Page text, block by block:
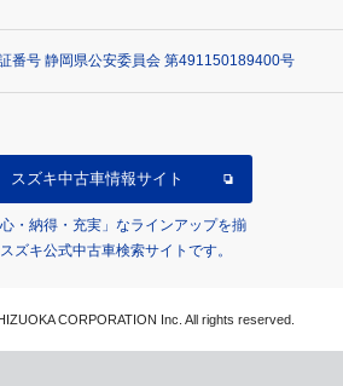
番号 静岡県公安委員会 第491150189400号
スズキ中古車情報サイト
心・納得・充実」なラインアップを揃
ズキ公式中古車検索サイトです。
CORPORATION Inc. All rights reserved.